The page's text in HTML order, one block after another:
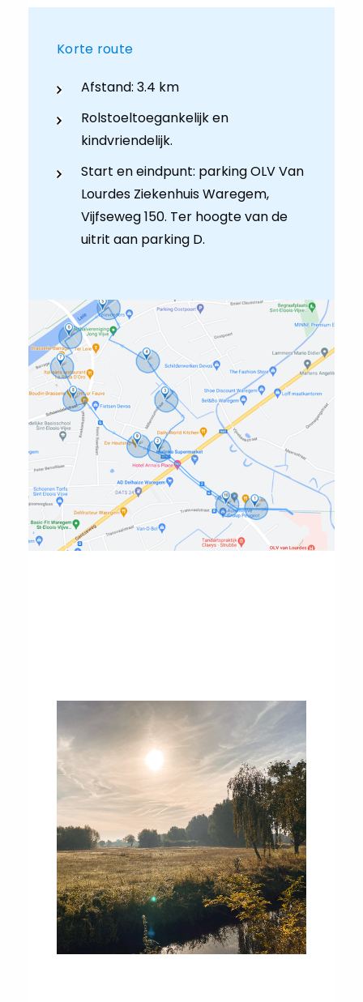
Korte route
Afstand: 3.4 km
Rolstoeltoegankelijk en
kindvriendelijk.
Start en eindpunt: parking OLV Van
Lourdes Ziekenhuis Waregem,
Vijfseweg 150. Ter hoogte van de
uitrit aan parking D.